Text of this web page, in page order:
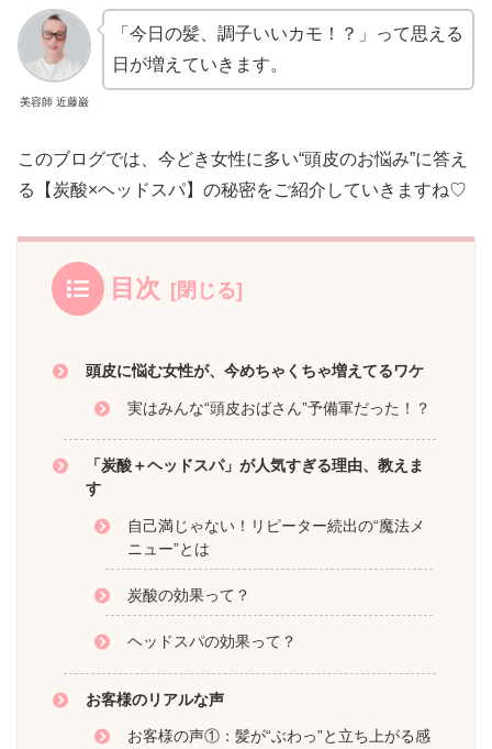
美容師 近藤巌
「今日の髪、調子いいカモ！？」って思える
日が増えていきます。
このブログでは、今どき女性に多い“頭皮のお悩み”に答え
る【炭酸×ヘッドスパ】の秘密をご紹介していきますね♡
目次
頭皮に悩む女性が、今めちゃくちゃ増えてるワケ
実はみんな“頭皮おばさん”予備軍だった！？
「炭酸＋ヘッドスパ」が人気すぎる理由、教えま
す
自己満じゃない！リピーター続出の“魔法メ
ニュー”とは
炭酸の効果って？
ヘッドスパの効果って？
お客様のリアルな声
お客様の声①：髪が“ぶわっ”と立ち上がる感